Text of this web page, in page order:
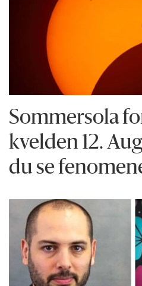
Sommersola
kvelden 12.
du se